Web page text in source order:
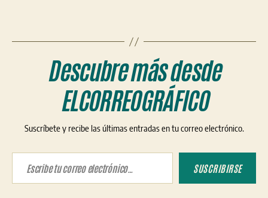
Descubre más desde
ELCORREOGRÁFICO
Suscríbete y recibe las últimas entradas en tu correo electrónico.
Escribe tu correo electrónico…
SUSCRIBIRSE